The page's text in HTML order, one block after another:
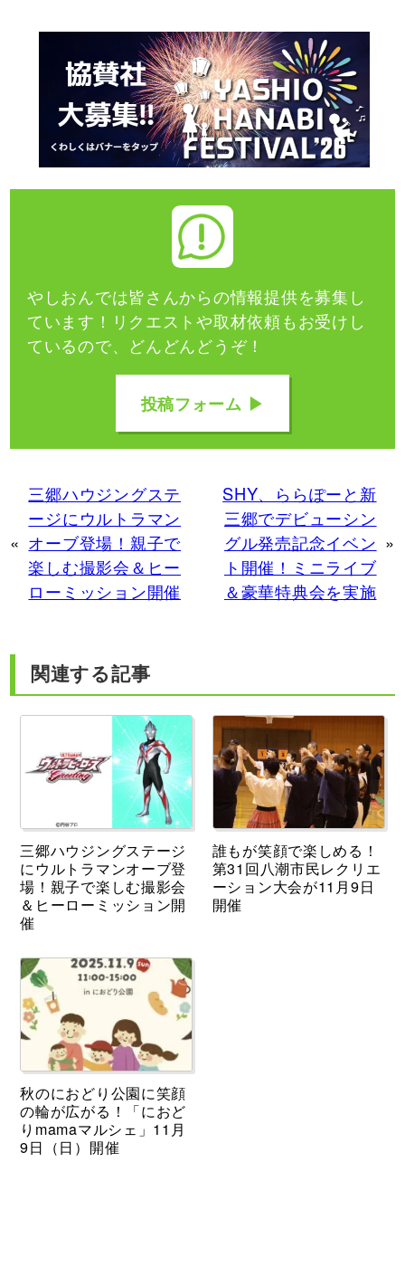
やしおんでは皆さんからの情報提供を募集し
ています！ リクエストや取材依頼もお受けし
ているので、どんどんどうぞ！
投稿フォーム ▶
«
三郷ハウジングステ
ージにウルトラマン
オーブ登場！親子で
楽しむ撮影会＆ヒー
ローミッション開催
SHY、ららぽーと新
三郷でデビューシン
グル発売記念イベン
ト開催！ミニライブ
＆豪華特典会を実施
»
関連する記事
三郷ハウジングステージ
にウルトラマンオーブ登
場！親子で楽しむ撮影会
＆ヒーローミッション開
催
誰もが笑顔で楽しめる！
第31回八潮市民レクリエ
ーション大会が11月9日
開催
秋のにおどり公園に笑顔
の輪が広がる！「におど
りmamaマルシェ」11月
9日（日）開催